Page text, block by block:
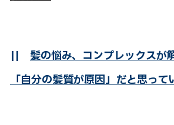
|| 髪の悩み、コンプレックスが
「自分の髪質が原因」だと思って